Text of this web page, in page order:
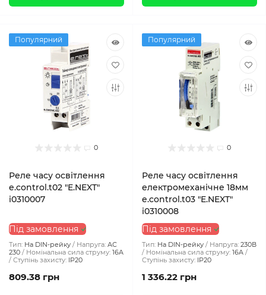
Популярний
0
Реле часу освітлення
e.control.t02 "E.NEXT"
i0310007
Під замовлення
Тип: На DIN-рейку Напруга: АС
230
Номінальна сила струму: 16A
Ступінь захисту: IP20
809.38 грн
Популярний
0
Реле часу освітлення
електромеханічне 18мм
e.control.t03 "E.NEXT"
i0310008
Під замовлення
Тип: На DIN-рейку Напруга: 230В
Номінальна сила струму: 16A
Ступінь захисту: IP20
1 336.22 грн